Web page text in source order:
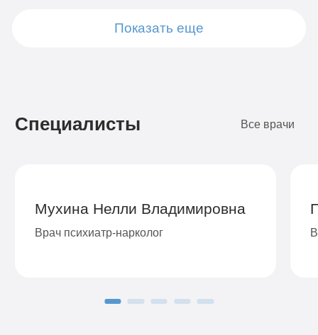
Показать еще
Специалисты Все врачи
Мухина Нелли Владимировна
Врач психиатр-нарколог